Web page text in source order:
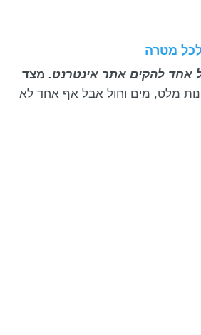
לכל מטרה
אחד להקים אתר אינטרנט. מצד
מלט, מים וחול אבל אף אחד לא